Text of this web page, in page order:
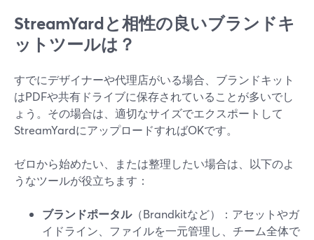
StreamYardと相性の良いブランドキ
ットツールは？
すでにデザイナーや代理店がいる場合、ブランドキット
はPDFや共有ドライブに保存されていることが多いでし
ょう。その場合は、適切なサイズでエクスポートして
StreamYardにアップロードすればOKです。
ゼロから始めたい、または整理したい場合は、以下のよ
うなツールが役立ちます：
ブランドポータル（Brandkitなど）：アセットやガ
イドライン、ファイルを一元管理し、チーム全体で